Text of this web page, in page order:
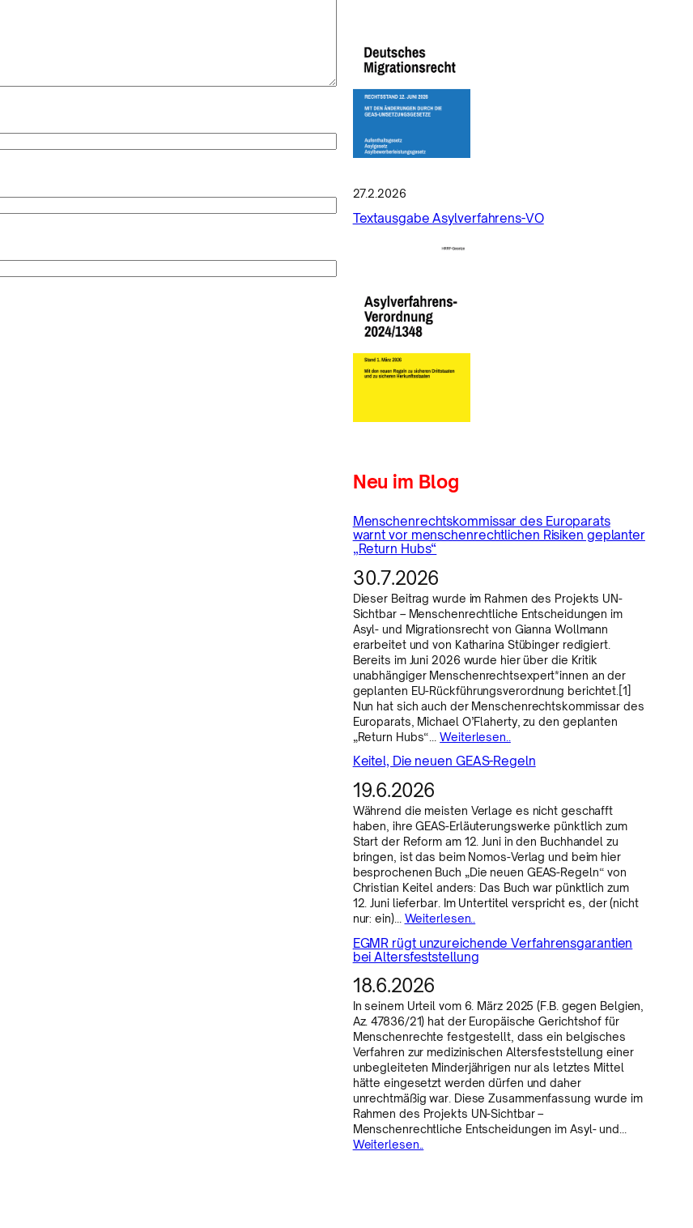
27.2.2026
Textausgabe Asylverfahrens-VO
Neu im Blog
Menschenrechtskommissar des Europarats
warnt vor menschenrechtlichen Risiken geplanter
„Return Hubs“
30.7.2026
Dieser Beitrag wurde im Rahmen des Projekts UN-
Sichtbar – Menschenrechtliche Entscheidungen im
Asyl- und Migrationsrecht von Gianna Wollmann
erarbeitet und von Katharina Stübinger redigiert.
Bereits im Juni 2026 wurde hier über die Kritik
unabhängiger Menschenrechtsexpert*innen an der
geplanten EU-Rückführungsverordnung berichtet.[1]
Nun hat sich auch der Menschenrechtskommissar des
Europarats, Michael O’Flaherty, zu den geplanten
„Return Hubs“…Weiterlesen..
Keitel, Die neuen GEAS-Regeln
19.6.2026
Während die meisten Verlage es nicht geschafft
haben, ihre GEAS-Erläuterungswerke pünktlich zum
Start der Reform am 12. Juni in den Buchhandel zu
bringen, ist das beim Nomos-Verlag und beim hier
besprochenen Buch „Die neuen GEAS-Regeln“ von
Christian Keitel anders: Das Buch war pünktlich zum
12. Juni lieferbar. Im Untertitel verspricht es, der (nicht
nur: ein)… Weiterlesen..
EGMR rügt unzureichende Verfahrensgarantien
bei Altersfeststellung
18.6.2026
In seinem Urteil vom 6. März 2025 (F.B. gegen Belgien,
Az. 47836/21) hat der Europäische Gerichtshof für
Menschenrechte festgestellt, dass ein belgisches
Verfahren zur medizinischen Altersfeststellung einer
unbegleiteten Minderjährigen nur als letztes Mittel
hätte eingesetzt werden dürfen und daher
unrechtmäßig war. Diese Zusammenfassung wurde im
Rahmen des Projekts UN-Sichtbar –
Menschenrechtliche Entscheidungen im Asyl- und…
Weiterlesen..